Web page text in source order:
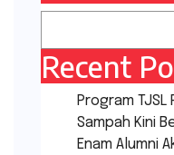
Recent
Program TJSL
Sampah Kini
Enam Alumni